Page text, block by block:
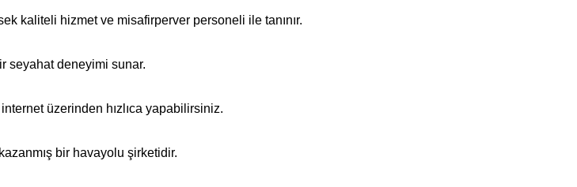
kaliteli hizmet ve misafirperver personeli ile tanınır.
seyahat deneyimi sunar.
üzerinden hızlıca yapabilirsiniz.
bir havayolu şirketidir.